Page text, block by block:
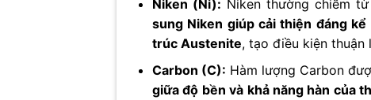
Niken (Ni): Niken thường chiếm
sung Niken giúp cải thiện đáng
trúc Austenite, tạo điều kiện
Carbon (C): Hàm lượng Carbon
giữa độ bền và khả năng hàn của